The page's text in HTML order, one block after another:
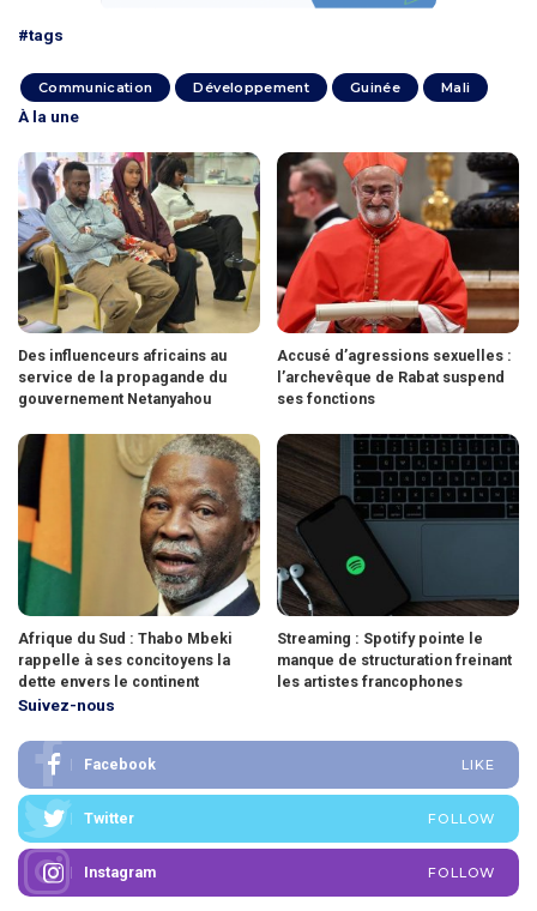
#tags
Communication Développement Guinée Mali
À la une
Des influenceurs africains au
service de la propagande du
gouvernement Netanyahou
Accusé d’agressions sexuelles :
l’archevêque de Rabat suspend
ses fonctions
Afrique du Sud : Thabo Mbeki
rappelle à ses concitoyens la
dette envers le continent
Streaming : Spotify pointe le
manque de structuration freinant
les artistes francophones
Suivez-nous
Facebook LIKE
Twitter FOLLOW
Instagram FOLLOW